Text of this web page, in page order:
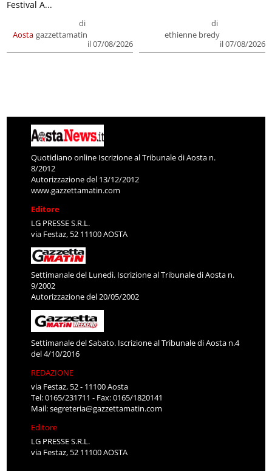
Aosta
di
gazzettamatin
il 07/08/2026
Festival A...
di
ethienne bredy
il 07/08/2026
Quotidiano online Iscrizione al Tribunale di Aosta n.
8/2012
Autorizzazione del 13/12/2012
www.gazzettamatin.com
Editore
LG PRESSE S.R.L.
via Festaz, 52 11100 AOSTA
Settimanale del Lunedì. Iscrizione al Tribunale di Aosta n.
9/2002
Autorizzazione del 20/05/2002
Settimanale del Sabato. Iscrizione al Tribunale di Aosta n.4
del 4/10/2016
REDAZIONE
via Festaz, 52 - 11100 Aosta
Tel: 0165/231711 - Fax: 0165/1820141
Mail:segreteria@gazzettamatin.com
Editore
LG PRESSE S.R.L.
via Festaz, 52 11100 AOSTA